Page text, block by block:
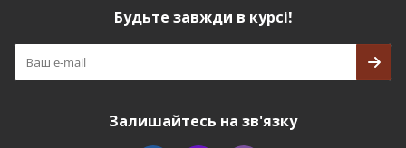
Будьте завжди в курсі!
Залишайтесь на зв'язку